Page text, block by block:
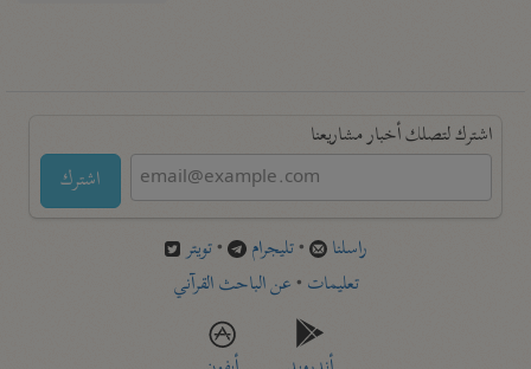
اشترك لتصلك أخبار مشاريعنا
اشترك
راسلنا •تليجرام •تويتر
تعليمات •عن الباحث القرآني